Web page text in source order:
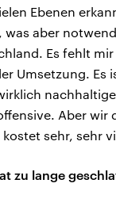
Ebenen
aber
Es fehlt
Umsetzung. Es
Aber wir
sehr, sehr
zu lange